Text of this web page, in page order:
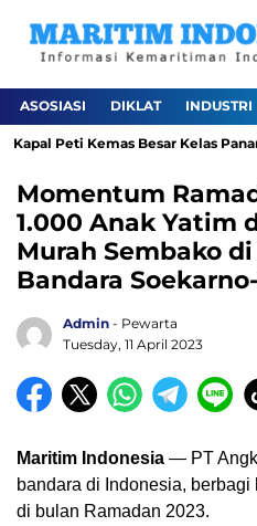
ASOSIASI DIKLAT INDUSTRI
Peti Kemas Besar Kelas
Momentum
1.000 Anak Yatim
Murah Sembako
Bandara
Admin - Pewarta
Tuesday, 11 April 2023
Maritim Indonesia — PT
bandara di Indonesia,
di bulan Ramadan 2023.